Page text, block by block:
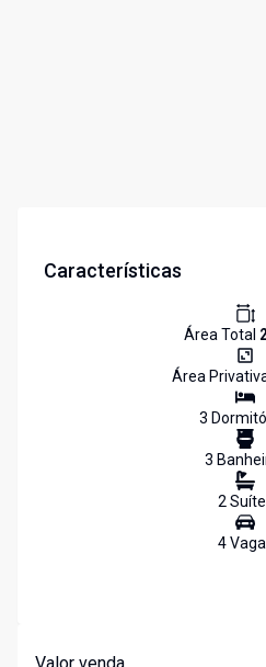
Características
Área Total
Área
3
3
2Suíte
4Vaga